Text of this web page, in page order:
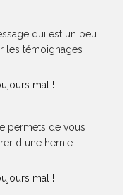
qui est un peu
les témoignages
mal !
permets de vous
d une hernie
mal !